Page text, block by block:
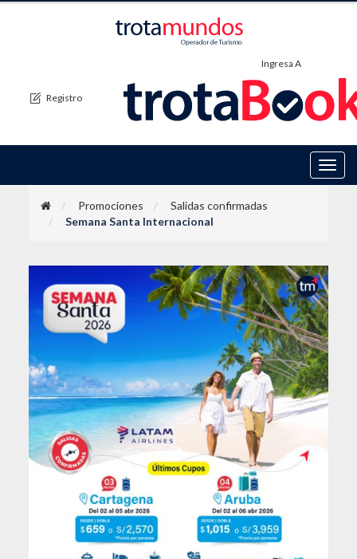
Registro
Ingresa A
Promociones
Salidas confirmadas
Semana Santa Internacional